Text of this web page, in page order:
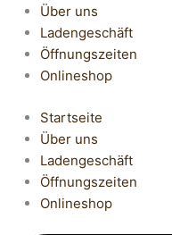
Über uns
Ladengeschäft
Öffnungszeiten
Onlineshop
Startseite
Über uns
Ladengeschäft
Öffnungszeiten
Onlineshop